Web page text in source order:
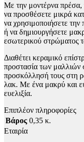
Με την μοντέρνα
να προσθέσετε μικρά
να χρησιμοποιήσετε
ή να δημιουργήσετε
εσωτερικού στρώματος
Διαθέτει κεραμικό
προστασία των μαλλιών
προσκόλλησή τους στη
λακ. Με ένα μακρύ και
ευελιξία.
Επιπλέον πληροφορίες
Βάρος 0,35 κ.
Εταιρία